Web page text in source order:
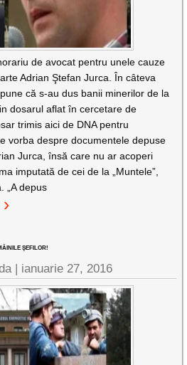
de avocat pentru unele cauze
Adrian Ştefan Jurca. În câteva
că s-au dus banii minerilor de la
dosarul aflat în cercetare de
trimis aici de DNA pentru
vorba despre documentele depuse
Jurca, însă care nu ar acoperi
imputată de cei de la „Muntele”,
„A depus
ŞEFILOR!
| ianuarie 27, 2016